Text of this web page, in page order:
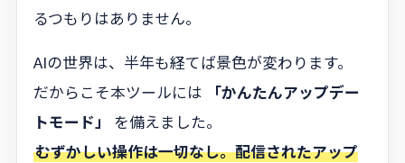
るつもりはありません。
AIの世界は、半年も経てば景色が変わります。
だからこそ本ツールには
「かんたんアップデー
トモード」
を備えました。
むずかしい操作は一切なし。配信されたアップ